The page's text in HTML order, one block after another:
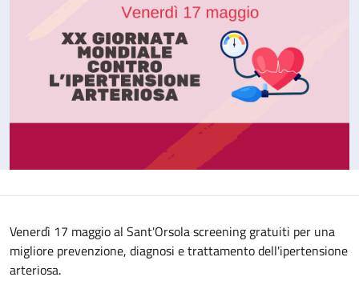
Venerdì 17 maggio al Sant'Orsola screening gratuiti per una
migliore prevenzione, diagnosi e trattamento dell'ipertensione
arteriosa.